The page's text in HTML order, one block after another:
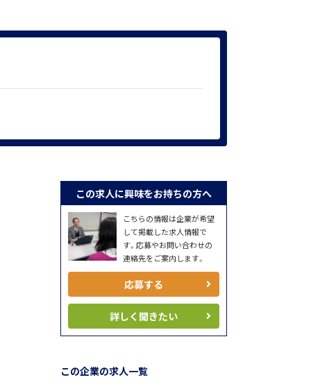
この求人に興味をお持ちの方へ
こちらの情報は企業が希望
して掲載した求人情報で
す。応募やお問い合わせの
連絡先をご案内します。
応募する
詳しく聞きたい
この企業の求人一覧